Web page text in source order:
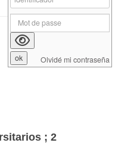
; 2
Olvidé mi contraseña